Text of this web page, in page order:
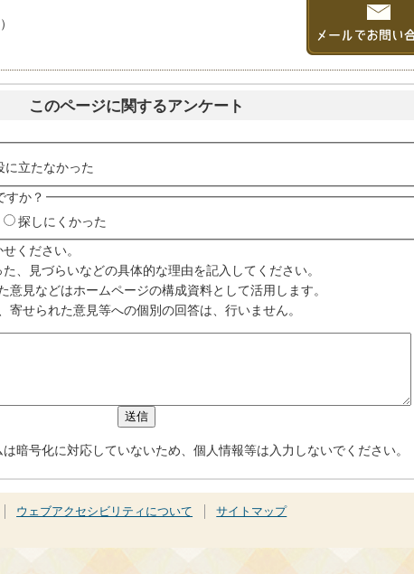
このページに関するアンケート
に立たなかった
すか？
探しにくかった
ください。
、見づらいなどの具体的な理由を記入してください。
意見などはホームページの構成資料として活用します。
寄せられた意見等への個別の回答は、行いません。
暗号化に対応していないため、個人情報等は入力しないでください。
ウェブアクセシビリティについて サイトマップ